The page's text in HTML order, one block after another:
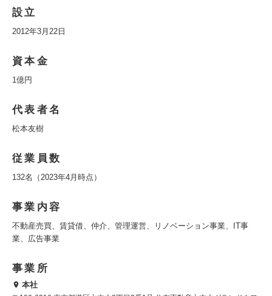
設立
2012年3月22日
資本金
1億円
代表者名
松本友樹
従業員数
132名（2023年4月時点）
事業内容
不動産売買、賃貸借、仲介、管理運営、リノベーション事業、IT事
業、広告事業
事業所
本社